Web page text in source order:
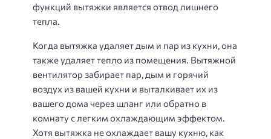
функций вытяжки является отвод лишнего
тепла.
Когда вытяжка удаляет дым и пар из кухни, она
также удаляет тепло из помещения. Вытяжной
вентилятор забирает пар, дым и горячий
воздух из вашей кухни и выталкивает их из
вашего дома через шланг или обратно в
комнату с легким охлаждающим эффектом.
Хотя вытяжка не охлаждает вашу кухню, как